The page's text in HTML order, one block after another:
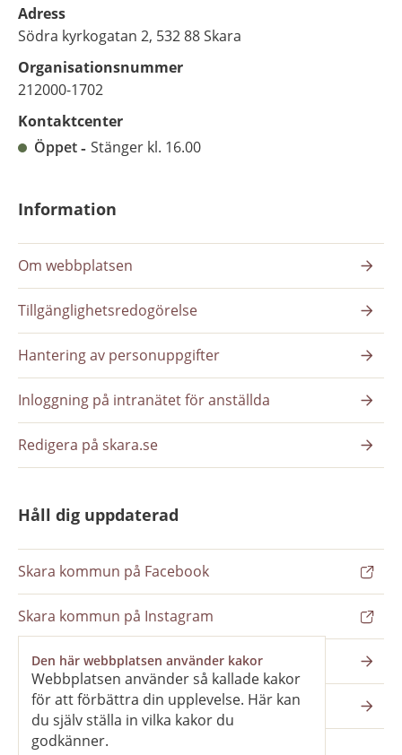
Den här webbplatsen använder kakor
Webbplatsen använder så kallade kakor
för att förbättra din upplevelse. Här kan
du själv ställa in vilka kakor du
godkänner.
Adress
Södra kyrkogatan 2, 532 88 Skara
Organisationsnummer
212000-1702
Kontaktcenter
Öppet
Stänger kl. 16.00
Information
Om webbplatsen
Tillgänglighetsredogörelse
Hantering av personuppgifter
Inloggning på intranätet för anställda
Redigera på skara.se
Håll dig uppdaterad
Skara kommun på Facebook
Skara kommun på Instagram
Nyhetsbrev
Pressrum